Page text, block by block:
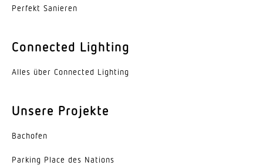
Schutzart
Schutzklasse
IK09
Umgebungstemperatur
Perfekt Sanieren
Connected Lighting
Alles über Connected Lighting
Unsere Projekte
Bachofen
Parking Place des Nations